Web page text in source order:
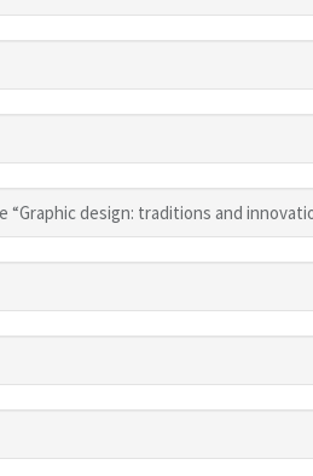
design: traditions and